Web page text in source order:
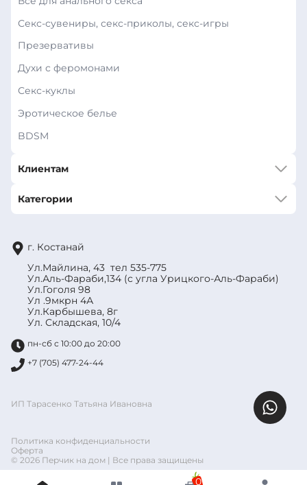
Секс-сувениры, секс-приколы, секс-игры
Презервативы
Духи с феромонами
Секс-куклы
Эротическое белье
BDSM
Клиентам
Категории
г. Костанай
Ул.Майлина, 43 тел 535-775
Ул.Аль-Фараби,134 (с угла Урицкого-Аль-Фараби)
Ул.Гоголя 98
Ул .9мкрн 4А
Ул.Карбышева, 8г
Ул. Складская, 10/4
пн-сб с 10:00 до 20:00
+7 (705) 477-24-44
ИП Тарасенко Татьяна Ивановна
Политика конфиденциальности
Оферта
© 2026 Перчик на дом | Все права защищены
0